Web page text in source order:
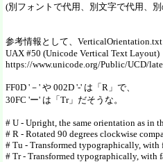
(別フォントで代用、別文字で代用、
参考情報として、VerticalOrientation.txt
UAX #50 (Unicode Vertical Text Layout)
https://www.unicode.org/Public/UCD/
FF0D '－' や 002D '-' は「R」で、
30FC 'ー' は「Tr」だそうな。
# U - Upright, the same orientation as in
# R - Rotated 90 degrees clockwise
# Tu - Transformed typographically,
# Tr - Transformed typographically, with